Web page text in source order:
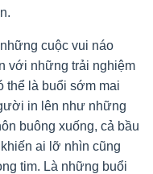
cuộc vui náo
với những trải nghiệm
thể là buổi sớm mai
in lên như những
buông xuống, cả bầu
ai lỡ nhìn cũng
tim. Là những buổi